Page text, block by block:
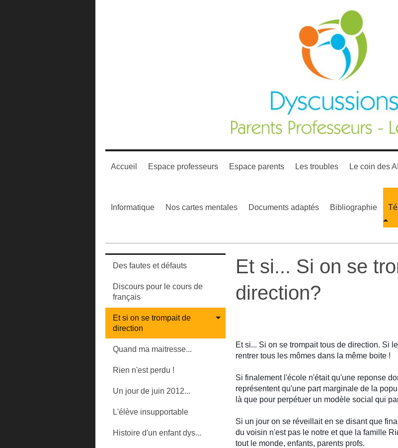
Accueil Espace professeurs Espace parents Les troubles Le coin des
Informatique Nos cartes mentales Documents adaptés Bibliographie
Et si... Si on se
direction?
Et si... Si on se trompait tous de direction. Si
rentrer tous les mômes dans la même boite !
Si finalement l'école n'était qu'une reponse
représentent qu'une part marginale de la
là que pour perpétuer un modèle social qui
Si un jour on se réveillait en se disant que
du voisin n'est pas le notre et que la famille
tout le monde, enfants, parents profs.
Des fautes et défauts
Discours pour le cours de
français
Et si on se trompait de
direction
Quand ma maitresse...
Rien n'est perdu !
Un jour de juin 2012...
L'élève insupportable
Histoire d'un enfant dys...